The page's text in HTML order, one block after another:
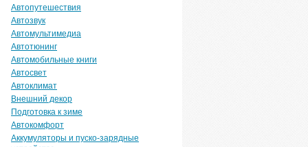
Автопутешествия
Автозвук
Автомультимедиа
Автотюнинг
Автомобильные книги
Автосвет
Автоклимат
Внешний декор
Подготовка к зиме
Автокомфорт
Аккумуляторы и пуско-зарядные